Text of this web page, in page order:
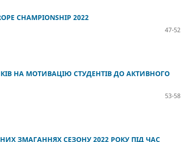
CHAMPIONSHIP 2022
47-52
НА МОТИВАЦІЮ СТУДЕНТІВ ДО АКТИВНОГО
53-58
ЗМАГАННЯХ СЕЗОНУ 2022 РОКУ ПІД ЧАС